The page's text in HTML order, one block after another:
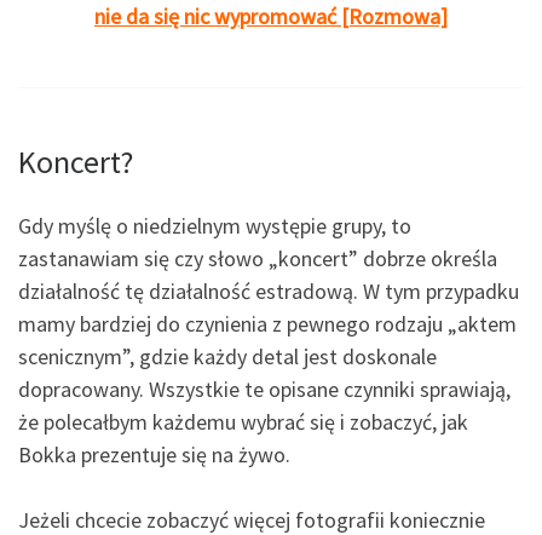
nie da się nic wypromować [Rozmowa]
Koncert?
Gdy myślę o niedzielnym występie grupy, to
zastanawiam się czy słowo „koncert” dobrze określa
działalność tę działalność estradową. W tym przypadku
mamy bardziej do czynienia z pewnego rodzaju „aktem
scenicznym”, gdzie każdy detal jest doskonale
dopracowany. Wszystkie te opisane czynniki sprawiają,
że polecałbym każdemu wybrać się i zobaczyć, jak
Bokka prezentuje się na żywo.
Jeżeli chcecie zobaczyć więcej fotografii koniecznie